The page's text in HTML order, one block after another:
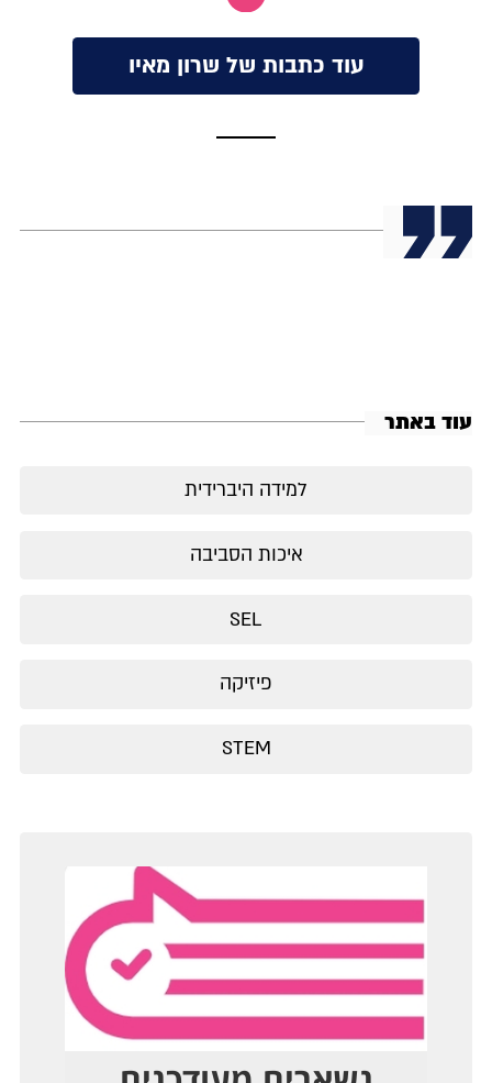
עוד כתבות של שרון מאיו
עוד באתר
למידה היברידית
איכות הסביבה
SEL
פיזיקה
STEM